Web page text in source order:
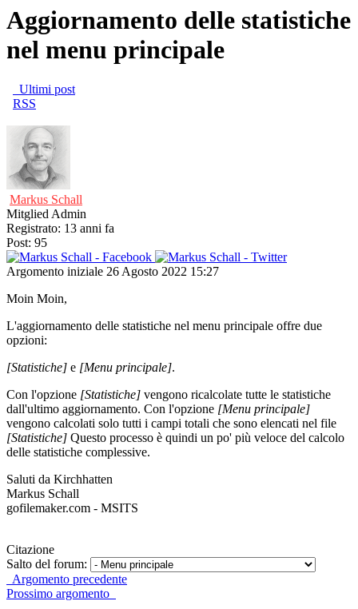
Aggiornamento delle statistiche
nel menu principale
Ultimi post
RSS
Markus Schall
Mitglied Admin
Registrato: 13 anni fa
Post: 95
Argomento iniziale 26 Agosto 2022 15:27
Moin Moin,
L'aggiornamento delle statistiche nel menu principale offre due
opzioni:
[Statistiche] e [Menu principale].
Con l'opzione [Statistiche] vengono ricalcolate tutte le statistiche
dall'ultimo aggiornamento. Con l'opzione [Menu principale]
vengono calcolati solo tutti i campi totali che sono elencati nel file
[Statistiche] Questo processo è quindi un po' più veloce del calcolo
delle statistiche complessive.
Saluti da Kirchhatten
Markus Schall
gofilemaker.com - MSITS
Citazione
Salto del forum:
Argomento precedente
Prossimo argomento